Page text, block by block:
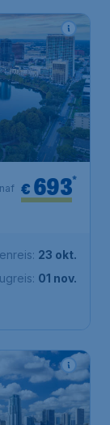
€ 693*
23 okt.
01 nov.